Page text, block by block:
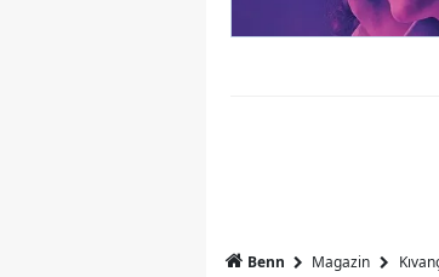
Benn Magazin